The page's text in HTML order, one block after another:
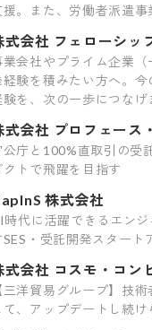
援。また、労働者派遣事
式会社 フェローシッ
業会社やプライム企業（
経験を積みたい方へ。今
験を、次の一歩につなげ
式会社 プロフェース
公庁と100%直取引の受
クトで飛躍を目指す
株式会社
時代に活躍できるエン
SES・受託開発スタート
式会社 コスモ・コン
ステム
三洋貿易グループ】技
て、アップデートし続